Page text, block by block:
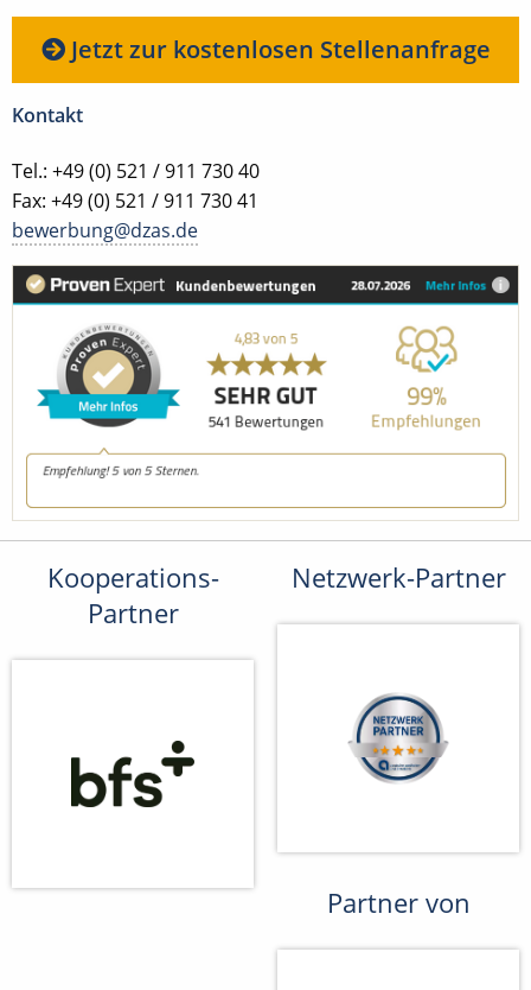
Jetzt zur kostenlosen Stellenanfrage
Kontakt
Tel.: +49 (0) 521 / 911 730 40
Fax: +49 (0) 521 / 911 730 41
bewerbung@dzas.de
Kooperations-
Partner
Netzwerk-Partner
Partner von